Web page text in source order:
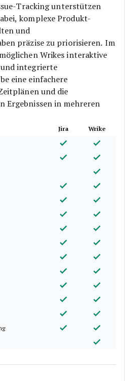
Tracking unterstützen
komplexe Produkt-
und
präzise zu priorisieren. Im
Wrikes interaktive
integrierte
eine einfachere
und die
Ergebnissen in mehreren
Jira Wrike